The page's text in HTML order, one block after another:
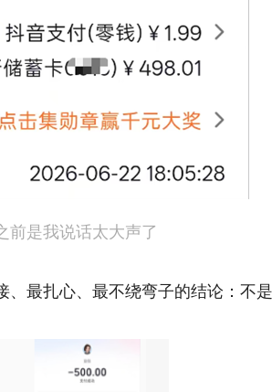
前是我说话太大声了
最扎心、最不绕弯子的结论：不